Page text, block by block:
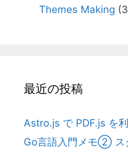
Themes Making
最近の投稿
Astro.js で PDF.js を
Go言語入門メモ② ス